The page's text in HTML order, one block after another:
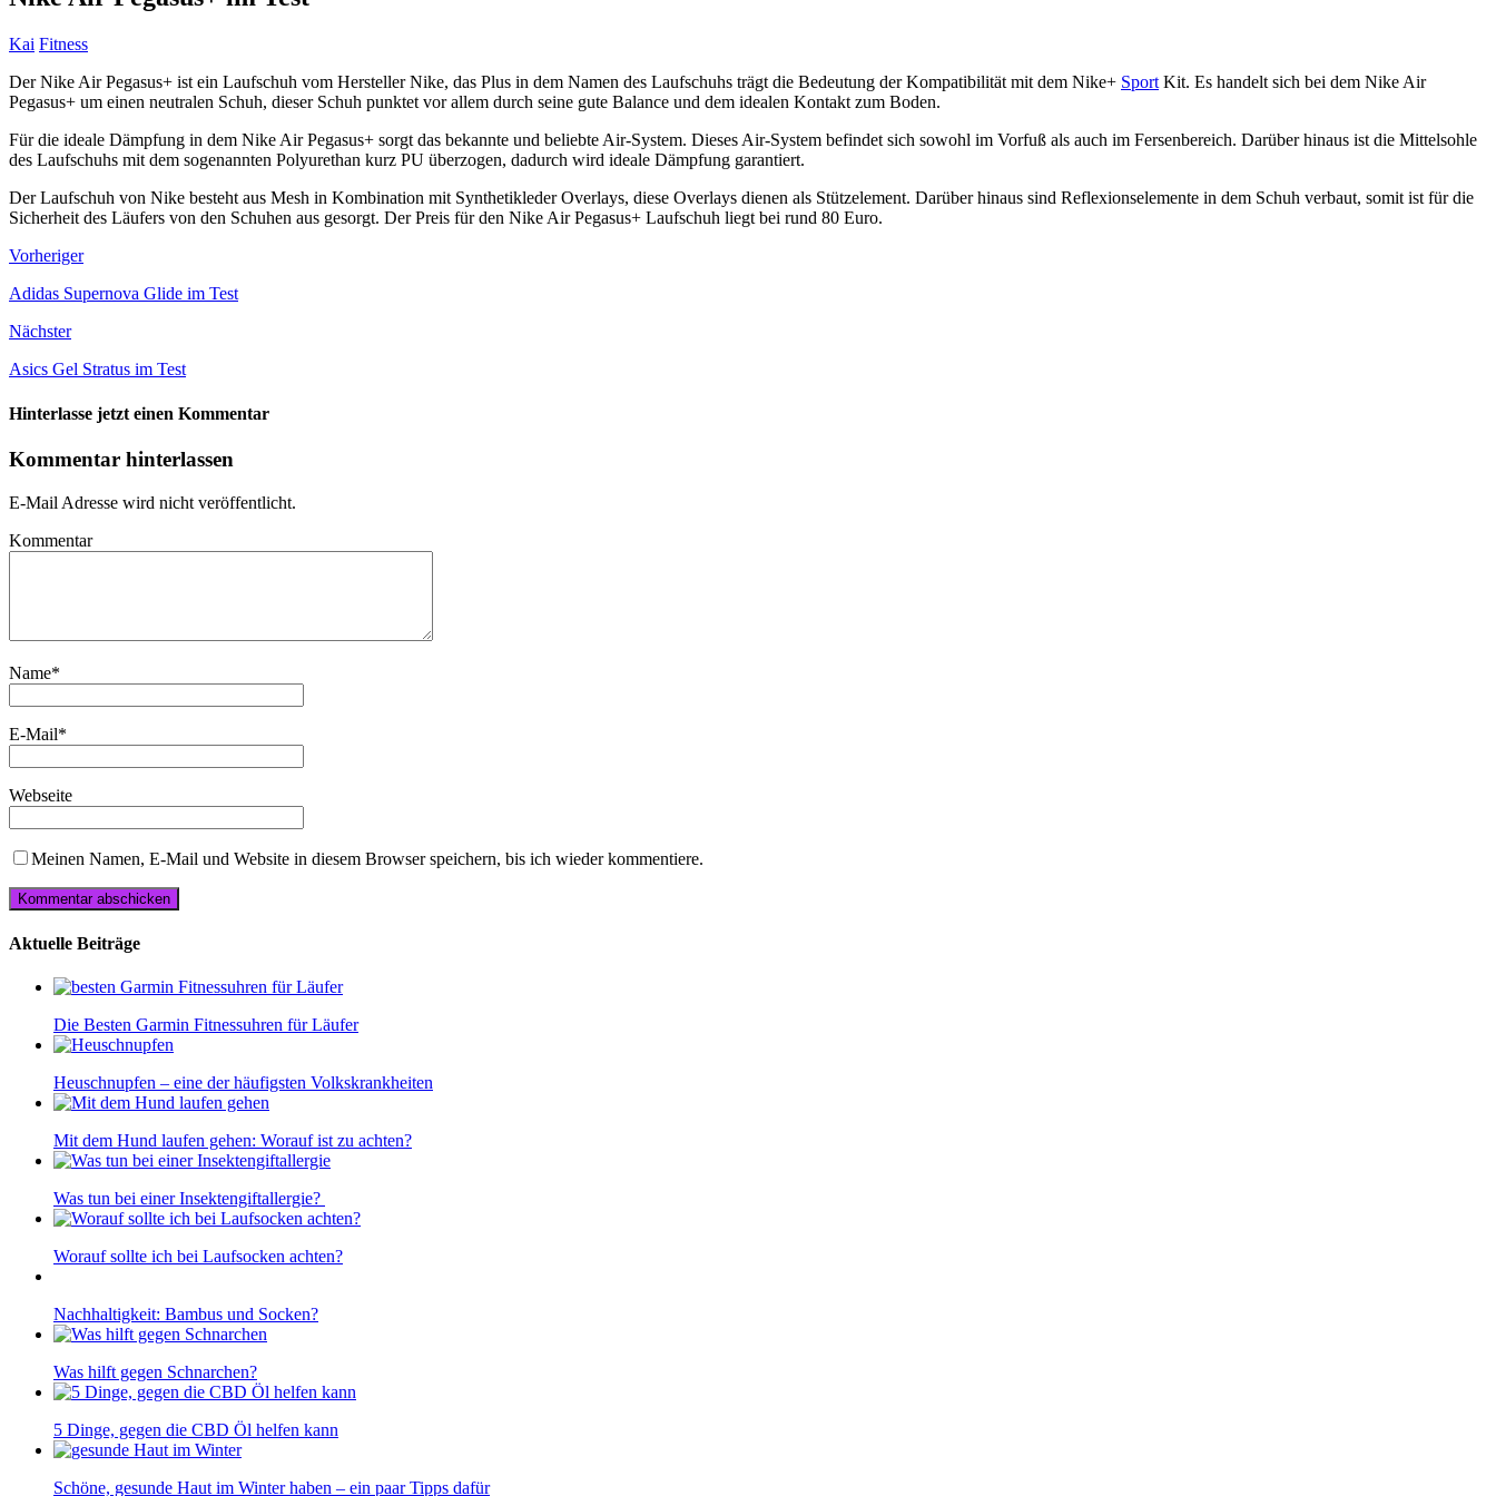
Kai Fitness
Der Nike Air Pegasus+ ist ein Laufschuh vom Hersteller Nike, das Plus in dem Namen des Laufschuhs trägt die Bedeutung der Kompatibilität mit dem Nike+ Sport Kit. Es handelt sich bei dem Nike Air
Pegasus+ um einen neutralen Schuh, dieser Schuh punktet vor allem durch seine gute Balance und dem idealen Kontakt zum Boden.
Für die ideale Dämpfung in dem Nike Air Pegasus+ sorgt das bekannte und beliebte Air-System. Dieses Air-System befindet sich sowohl im Vorfuß als auch im Fersenbereich. Darüber hinaus ist die Mittelsohle
des Laufschuhs mit dem sogenannten Polyurethan kurz PU überzogen, dadurch wird ideale Dämpfung garantiert.
Der Laufschuh von Nike besteht aus Mesh in Kombination mit Synthetikleder Overlays, diese Overlays dienen als Stützelement. Darüber hinaus sind Reflexionselemente in dem Schuh verbaut, somit ist für die
Sicherheit des Läufers von den Schuhen aus gesorgt. Der Preis für den Nike Air Pegasus+ Laufschuh liegt bei rund 80 Euro.
Vorheriger
Adidas Supernova Glide im Test
Nächster
Asics Gel Stratus im Test
Hinterlasse jetzt einen Kommentar
Kommentar hinterlassen
E-Mail Adresse wird nicht veröffentlicht.
Kommentar
Name*
E-Mail*
Webseite
Meinen Namen, E-Mail und Website in diesem Browser speichern, bis ich wieder kommentiere.
Aktuelle Beiträge
Die Besten Garmin Fitnessuhren für Läufer
Heuschnupfen – eine der häufigsten Volkskrankheiten
Mit dem Hund laufen gehen: Worauf ist zu achten?
Was tun bei einer Insektengiftallergie?
Worauf sollte ich bei Laufsocken achten?
Nachhaltigkeit: Bambus und Socken?
Was hilft gegen Schnarchen?
5 Dinge, gegen die CBD Öl helfen kann
Schöne, gesunde Haut im Winter haben – ein paar Tipps dafür